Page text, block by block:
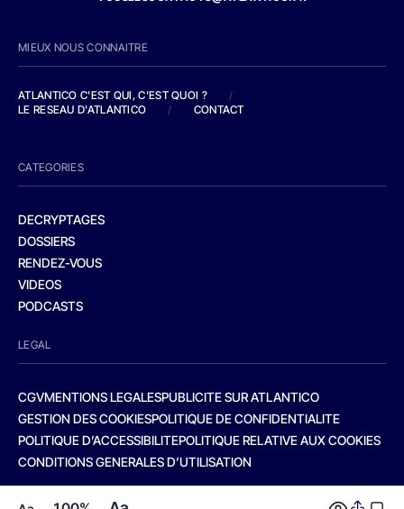
MIEUX NOUS CONNAITRE
ATLANTICO C'EST QUI, C'EST QUOI ?
/
LE RESEAU D'ATLANTICO
/ CONTACT
CATEGORIES
DECRYPTAGES
DOSSIERS
RENDEZ-VOUS
VIDEOS
PODCASTS
LEGAL
CGVMENTIONS LEGALESPUBLICITE SUR ATLANTICO
GESTION DES COOKIESPOLITIQUE DE CONFIDENTIALITE
POLITIQUE D’ACCESSIBILITEPOLITIQUE RELATIVE AUX COOKIES
CONDITIONS GENERALES D’UTILISATION